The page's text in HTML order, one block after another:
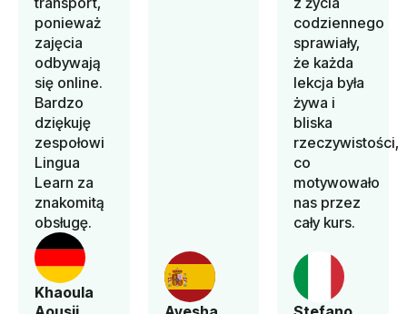
Khaoula
ponieważ
zajęcia
odbywają
się online.
Bardzo
dziękuję
zespołowi
Lingua
Learn za
znakomitą
obsługę.
codziennego
sprawiały,
że każda
lekcja była
żywa i
bliska
rzeczywistości,
co
motywowało
nas przez
cały kurs.